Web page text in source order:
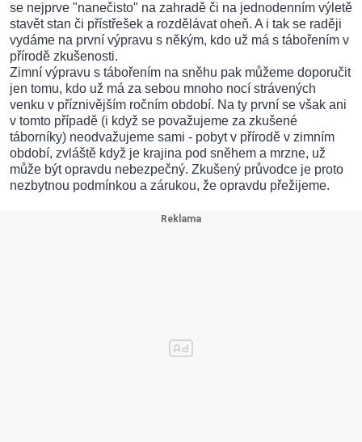
se nejprve "nanečisto" na zahradě či na jednodenním výletě
stavět stan či přístřešek a rozdělávat oheň. A i tak se raději
vydáme na první výpravu s někým, kdo už má s tábořením v
přírodě zkušenosti.
Zimní výpravu s tábořením na sněhu pak můžeme doporučit
jen tomu, kdo už má za sebou mnoho nocí strávených
venku v příznivějším ročním období. Na ty první se však ani
v tomto případě (i když se považujeme za zkušené
táborníky) neodvažujeme sami - pobyt v přírodě v zimním
období, zvláště když je krajina pod sněhem a mrzne, už
může být opravdu nebezpečný. Zkušený průvodce je proto
nezbytnou podmínkou a zárukou, že opravdu přežijeme.